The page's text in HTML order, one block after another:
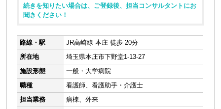
続きを知りたい場合は、ご登録後、担当コンサルタントにお
聞きください！
路線・駅
JR高崎線 本庄 徒歩 20分
所在地
埼玉県本庄市下野堂1-13-27
施設形態
一般・大学病院
職種
看護師、看護助手・介護士
担当業務
病棟、外来